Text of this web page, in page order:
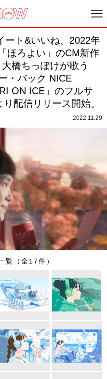
ート&いいね、2022年
ほろよい」のCM新作
橋ちっぽけが歌う
・バック NICE
ON ICE」のフルサ
配信リリース開始。
2022.11.29
覧（全17件）